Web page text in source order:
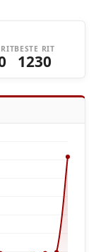
BESTE RIT
1230